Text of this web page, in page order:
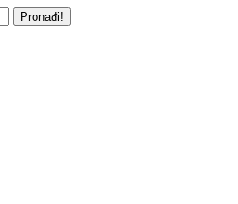
Pronađi!